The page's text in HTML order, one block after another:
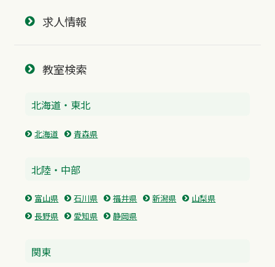
求人情報
教室検索
北海道・東北
北海道 青森県
北陸・中部
富山県 石川県 福井県 新潟県
山梨県
長野県
愛知県 静岡県
関東